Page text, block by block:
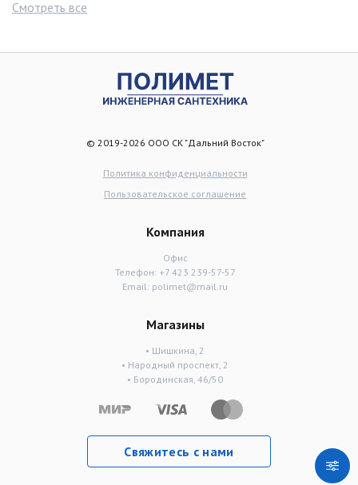
Смотреть все
© 2019-2026 ООО СК "Дальний Восток"
Политика конфиденциальности
Пользовательское соглашение
Компания
Офис
Телефон: +7 423 239-57-57
Email: polimet@mail.ru
Магазины
• Шишкина, 2
• Народный проспект, 2
• Бородинская, 46/50
Свяжитесь с нами